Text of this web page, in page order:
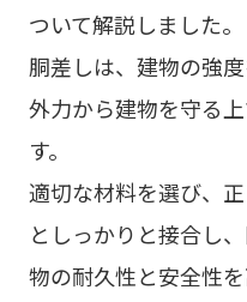
ついて解説しました。
胴差しは、建物の強
外力から建物を守る
す。
適切な材料を選び、
としっかりと接合し
物の耐久性と安全性